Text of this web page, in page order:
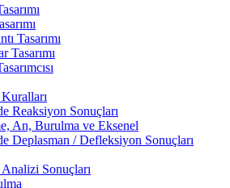
Tasarımı
Tasarımı
Reaksiyon Sonuçları
An, Burulma ve Eksenel
Deplasman / Defleksiyon Sonuçları
Sonuçları